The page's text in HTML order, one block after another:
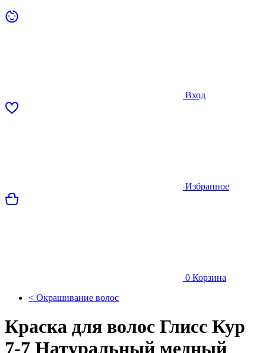
Вход
Избранное
0 Корзина
< Окрашивание волос
Краска для волос Глисс Кур
7-7 Натуральный медный